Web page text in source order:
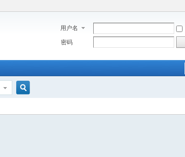
用户名
密码